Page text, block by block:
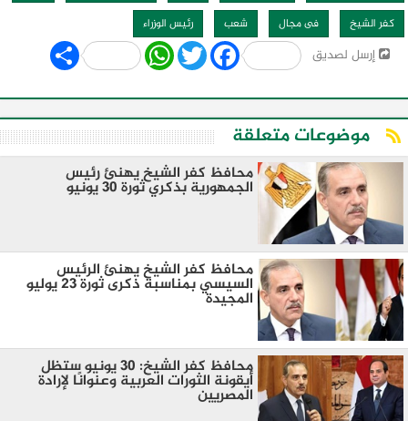
كفر الشيخ
فى مجال شعب رئيس الوزراء
إرسل لصديق Share WhatsApp
Twitter Facebook
موضوعات متعلقة
محافظ كفر الشيخ يهنئ رئيس
الجمهورية بذكري ثورة 30 يونيو
محافظ كفر الشيخ يهنئ الرئيس
السيسي بمناسبة ذكرى ثورة 23 يوليو
المجيدة
محافظ كفر الشيخ: 30 يونيو ستظل
أيقونة الثورات العربية وعنوانًا لإرادة
المصريين